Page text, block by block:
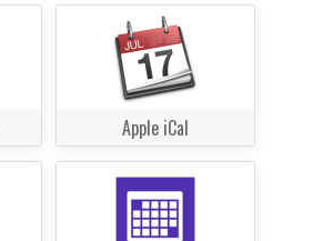
Apple iCal